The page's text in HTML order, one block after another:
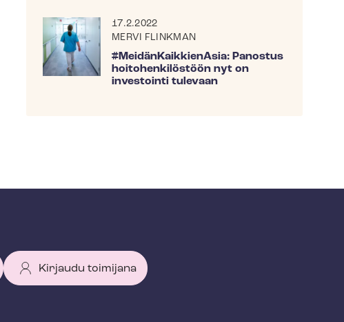
17.2.2022
MERVI FLINKMAN
#Mei­dän­Kaik­kie­nA­sia: Panostus
hoitohenkilöstöön nyt on
investointi tulevaan
Kirjaudu toimijana